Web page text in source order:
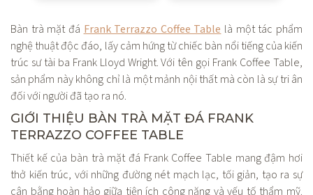
Bàn trà mặt đá Frank Terrazzo Coffee Table là một tác phẩm
nghệ thuật độc đáo, lấy cảm hứng từ chiếc bàn nổi tiếng của kiến
trúc sư tài ba Frank Lloyd Wright. Với tên gọi Frank Coffee Table,
sản phẩm này không chỉ là một mảnh nội thất mà còn là sự tri ân
đối với người đã tạo ra nó.
GIỚI THIỆU BÀN TRÀ MẶT ĐÁ FRANK
TERRAZZO COFFEE TABLE
Thiết kế của bàn trà mặt đá Frank Coffee Table mang đậm hơi
thở kiến trúc, với những đường nét mạch lạc, tối giản, tạo ra sự
cân bằng hoàn hảo giữa tiện ích công năng và yếu tố thẩm mỹ.